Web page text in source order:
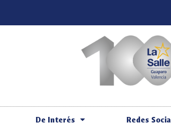
De Interés Redes